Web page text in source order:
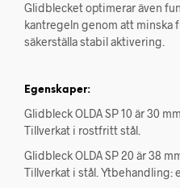
Glidblecket optimerar även
kantregeln genom att minska
säkerställa stabil aktivering.
Egenskaper:
Glidbleck OLDA SP 10 är 30
Tillverkat i rostfritt stål.
Glidbleck OLDA SP 20 är 38
Tillverkat i stål. Ytbehandling: